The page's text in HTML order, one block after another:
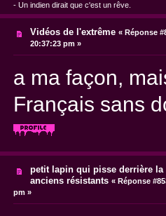
- Un indien dirait que c'est un rêve.
Vidéos de l'extrême « Réponse
20:37:23 pm »
a ma façon,
Français sans
petit lapin qui pisse derrière
anciens résistants «Réponse
pm »